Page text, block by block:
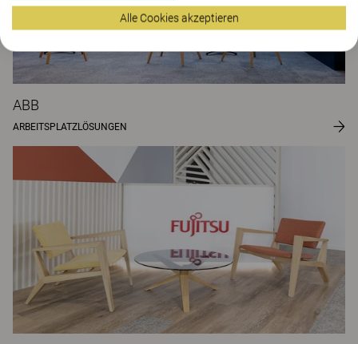
ABB
ARBEITSPLATZLÖSUNGEN
Alle Cookies akzeptieren